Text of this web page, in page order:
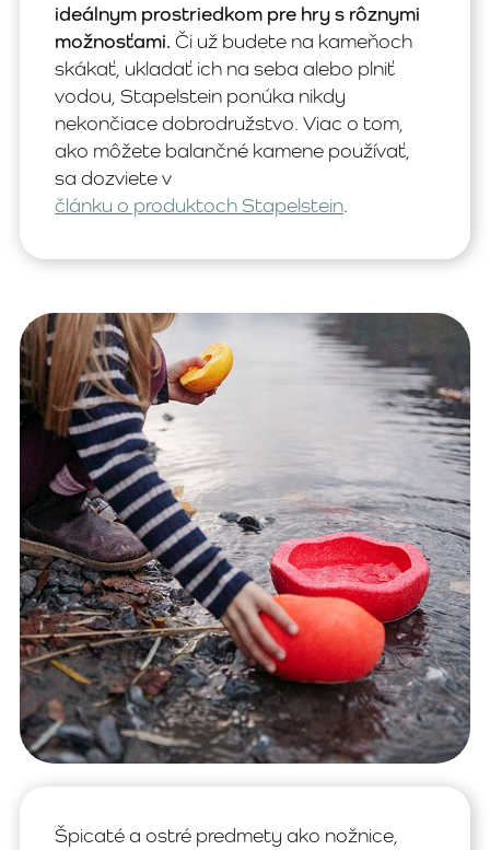
ideálnym prostriedkom pre hry s rôznymi
možnosťami. Či už budete na kameňoch
skákať, ukladať ich na seba alebo plniť
vodou, Stapelstein ponúka nikdy
nekončiace dobrodružstvo. Viac o tom,
ako môžete balančné kamene používať,
sa dozviete v
článku o produktoch Stapelstein.
Špicaté a ostré predmety ako nožnice,